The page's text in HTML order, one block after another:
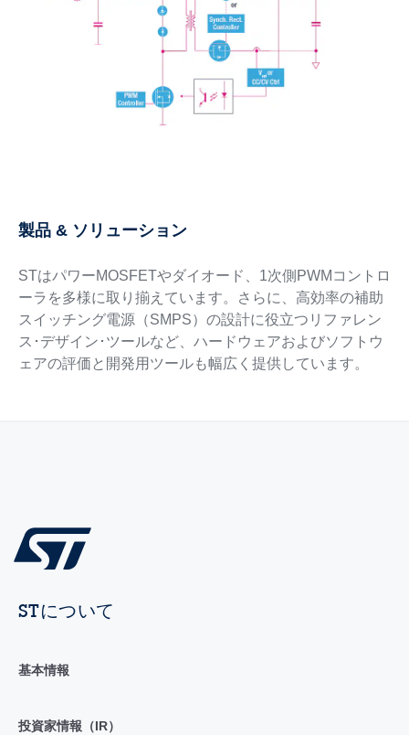
製品 & ソリューション
STはパワーMOSFETやダイオード、1次側PWMコントロ
ーラを多様に取り揃えています。さらに、高効率の補助
スイッチング電源（SMPS）の設計に役立つリファレン
ス･デザイン･ツールなど、ハードウェアおよびソフトウ
ェアの評価と開発用ツールも幅広く提供しています。
STについて
基本情報
投資家情報（IR）